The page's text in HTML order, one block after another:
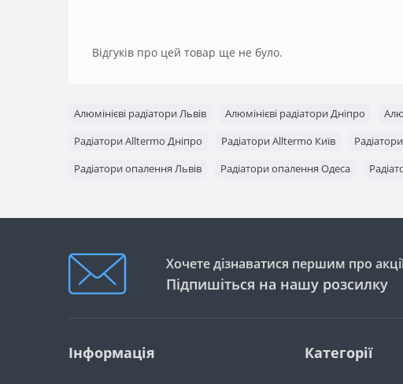
Відгуків про цей товар ще не було.
Алюмінієві радіатори Львів Алюмінієві радіатори Дніпро
Радіатори Alltermo Дніпро
Радіатори Alltermo Київ
Радіатори опалення Львів
Радіатори опалення Одеса
Хочете дізнаватися першим про
Підпишіться на нашу розсилку
Інформація Категорії